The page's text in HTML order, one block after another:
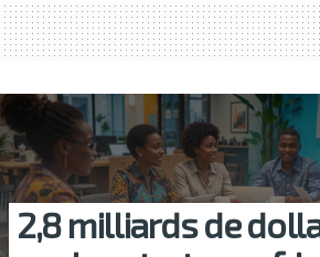
2,8 milliards de